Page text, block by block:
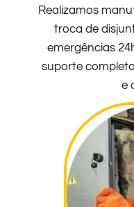
Realizamos
troca de
emergências
suporte
e